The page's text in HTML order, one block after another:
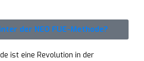
der NEO FUE-Methode?
ist eine Revolution in der